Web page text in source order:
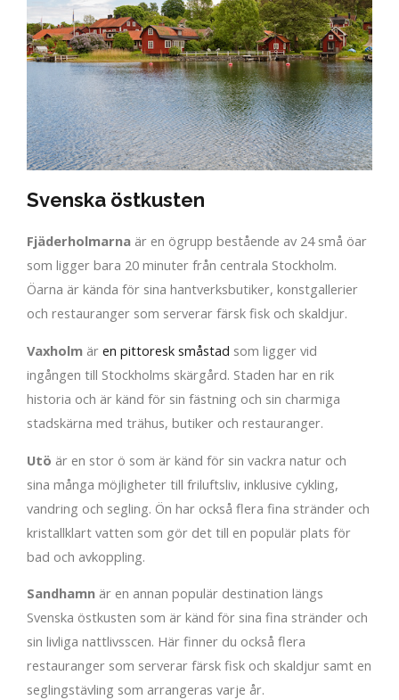
Svenska östkusten
Fjäderholmarna är en ögrupp bestående av 24 små öar
som ligger bara 20 minuter från centrala Stockholm.
Öarna är kända för sina hantverksbutiker, konstgallerier
och restauranger som serverar färsk fisk och skaldjur.
Vaxholm är en pittoresk småstad som ligger vid
ingången till Stockholms skärgård. Staden har en rik
historia och är känd för sin fästning och sin charmiga
stadskärna med trähus, butiker och restauranger.
Utö är en stor ö som är känd för sin vackra natur och
sina många möjligheter till friluftsliv, inklusive cykling,
vandring och segling. Ön har också flera fina stränder och
kristallklart vatten som gör det till en populär plats för
bad och avkoppling.
Sandhamn är en annan populär destination längs
Svenska östkusten som är känd för sina fina stränder och
sin livliga nattlivsscen. Här finner du också flera
restauranger som serverar färsk fisk och skaldjur samt en
seglingstävling som arrangeras varje år.